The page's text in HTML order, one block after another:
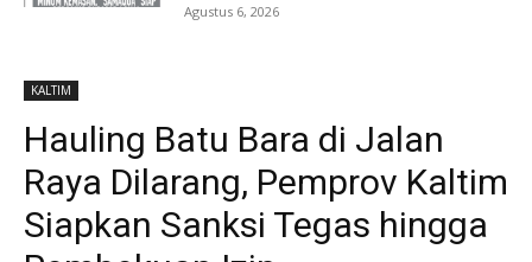
Agustus 6, 2026